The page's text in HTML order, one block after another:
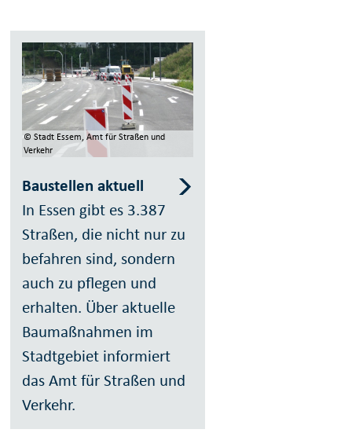
© Stadt Essem, Amt für Straßen und
Verkehr
Baustellen aktuell
In Essen gibt es 3.387
Straßen, die nicht nur zu
befahren sind, sondern
auch zu pflegen und
erhalten. Über aktuelle
Baumaßnahmen im
Stadtgebiet informiert
das Amt für Straßen und
Verkehr.